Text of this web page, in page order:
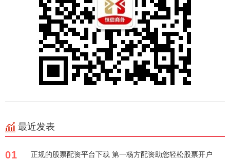
最近发表
01 正规的股票配资平台下载 第一杨方配资助您轻松股票开户